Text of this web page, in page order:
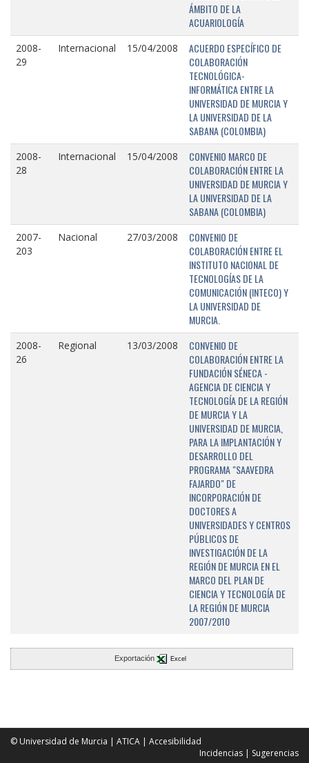
ÁMBITO DE LA
ACUARIOLOGÍA
2008-
29
Internacional 15/04/2008
ACUERDO ESPECÍFICO DE
COLABORACIÓN
TECNOLÓGICA-
INFORMÁTICA ENTRE LA
UNIVERSIDAD DE MURCIA Y
LA UNIVERSIDAD DE LA
SABANA (COLOMBIA)
2008-
28
Internacional 15/04/2008
CONVENIO MARCO DE
COLABORACIÓN ENTRE LA
UNIVERSIDAD DE MURCIA Y
LA UNIVERSIDAD DE LA
SABANA (COLOMBIA)
2007-
203
Nacional 27/03/2008
CONVENIO DE
COLABORACIÓN ENTRE EL
INSTITUTO NACIONAL DE
TECNOLOGÍAS DE LA
COMUNICACIÓN (INTECO) Y
LA UNIVERSIDAD DE
MURCIA.
2008-
26
Regional 13/03/2008
CONVENIO DE
COLABORACIÓN ENTRE LA
FUNDACIÓN SÉNECA -
AGENCIA DE CIENCIA Y
TECNOLOGÍA DE LA REGIÓN
DE MURCIA Y LA
UNIVERSIDAD DE MURCIA,
PARA LA IMPLANTACIÓN Y
DESARROLLO DEL
PROGRAMA "SAAVEDRA
FAJARDO" DE
INCORPORACIÓN DE
DOCTORES A
UNIVERSIDADES Y CENTROS
PÚBLICOS DE
INVESTIGACIÓN DE LA
REGIÓN DE MURCIA EN EL
MARCO DEL PLAN DE
CIENCIA Y TECNOLOGÍA DE
LA REGIÓN DE MURCIA
2007/2010
Exportación Excel
© Universidad de Murcia | ATICA | Accesibilidad
Incidencias | Sugerencias